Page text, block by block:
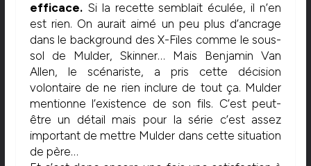
efficace.Si la recette semblait éculée, il n’en
est rien. On aurait aimé un peu plus d’ancrage
dans le background des X-Files comme le sous-
sol de Mulder, Skinner… Mais Benjamin Van
Allen, le scénariste, a pris cette décision
volontaire de ne rien inclure de tout ça. Mulder
mentionne l’existence de son fils. C’est peut-
être un détail mais pour la série c’est assez
important de mettre Mulder dans cette situation
de père…